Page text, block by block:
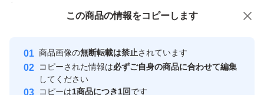
付与しています
安心取引出品者
心・安全なユーザーです
取引実績
この商品の情報をコピーします
商品画像の無断転載は禁止されています
コピーされた情報は必ずご自身の商品に合わせて編集
してください
コピーは1商品につき1回です
この商品をみている人にオススメ